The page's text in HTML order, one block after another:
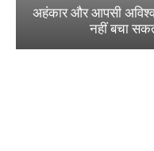
अहंकार और आपसी
नहीं बचा